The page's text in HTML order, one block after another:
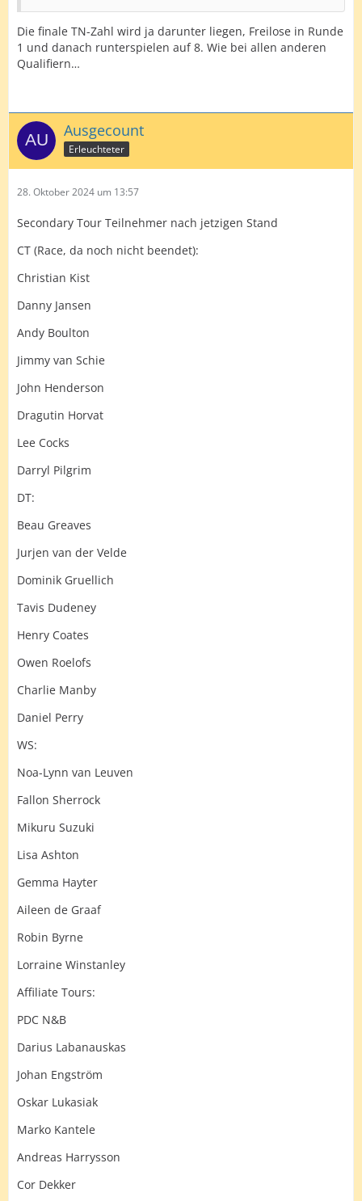
Die finale TN-Zahl wird ja darunter liegen, Freilose in Runde
1 und danach runterspielen auf 8. Wie bei allen anderen
Qualifiern…
Ausgecount
Erleuchteter
28. Oktober 2024 um 13:57
Secondary Tour Teilnehmer nach jetzigen Stand
CT (Race, da noch nicht beendet):
Christian Kist
Danny Jansen
Andy Boulton
Jimmy van Schie
John Henderson
Dragutin Horvat
Lee Cocks
Darryl Pilgrim
DT:
Beau Greaves
Jurjen van der Velde
Dominik Gruellich
Tavis Dudeney
Henry Coates
Owen Roelofs
Charlie Manby
Daniel Perry
WS:
Noa-Lynn van Leuven
Fallon Sherrock
Mikuru Suzuki
Lisa Ashton
Gemma Hayter
Aileen de Graaf
Robin Byrne
Lorraine Winstanley
Affiliate Tours:
PDC N&B
Darius Labanauskas
Johan Engström
Oskar Lukasiak
Marko Kantele
Andreas Harrysson
Cor Dekker